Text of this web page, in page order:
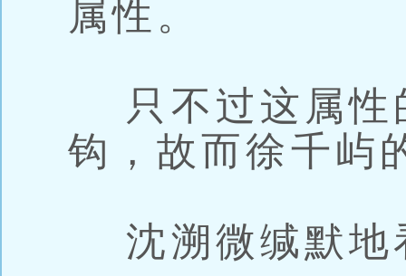
属性。
只不过这属性
钩，故而徐千屿
沈溯微缄默地